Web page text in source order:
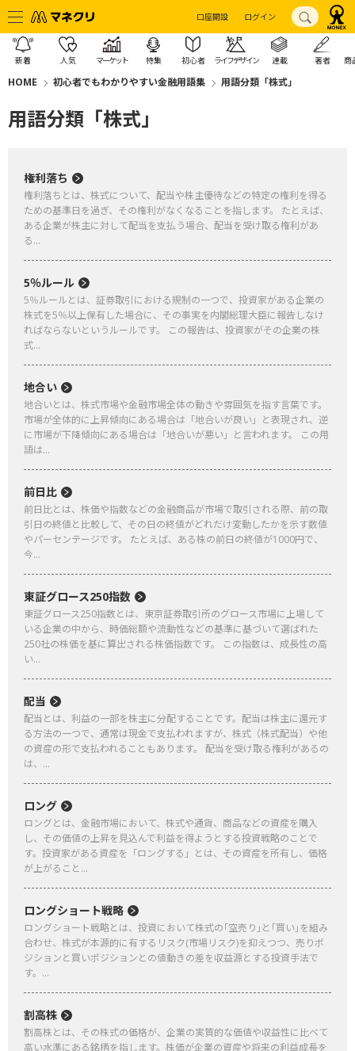
口座開設 ログイン
新着 人気 マーケット 特集 初心者 ライフデザイン 連載 著者 商
HOME 初心者でもわかりやすい金融用語集 用語分類「株式」
用語分類「株式」
権利落ち
権利落ちとは、株式について、配当や株主優待などの特定の権利を得る
ための基準日を過ぎ、その権利がなくなることを指します。 たとえば、
ある企業が株主に対して配当を支払う場合、配当を受け取る権利があ
る...
5％ルール
5％ルールとは、証券取引における規制の一つで、投資家がある企業の
株式を5％以上保有した場合に、その事実を内閣総理大臣に報告しなけ
ればならないというルールです。 この報告は、投資家がその企業の株
式...
地合い
地合いとは、株式市場や金融市場全体の動きや雰囲気を指す言葉です。
市場が全体的に上昇傾向にある場合は「地合いが良い」と表現され、逆
に市場が下降傾向にある場合は「地合いが悪い」と言われます。 この用
語は...
前日比
前日比とは、株価や指数などの金融商品が市場で取引される際、前の取
引日の終値と比較して、その日の終値がどれだけ変動したかを示す数値
やパーセンテージです。 たとえば、ある株の前日の終値が1000円で、
今...
東証グロース250指数
東証グロース250指数とは、東京証券取引所のグロース市場に上場して
いる企業の中から、時価総額や流動性などの基準に基づいて選ばれた
250社の株価を基に算出される株価指数です。 この指数は、成長性の高
い...
配当
配当とは、利益の一部を株主に分配することです。配当は株主に還元す
る方法の一つで、通常は現金で支払われますが、株式（株式配当）や他
の資産の形で支払われることもあります。 配当を受け取る権利があるの
は、...
ロング
ロングとは、金融市場において、株式や通貨、商品などの資産を購入
し、その価値の上昇を見込んで利益を得ようとする投資戦略のことで
す。投資家がある資産を「ロングする」とは、その資産を所有し、価格
が上がること...
ロングショート戦略
ロングショート戦略とは、投資において株式の｢空売り｣と｢買い｣を組み
合わせ、株式が本源的に有するリスク(市場リスク)を抑えつつ、売りポ
ジションと買いポジションとの値動きの差を収益源とする投資手法で
す。...
割高株
割高株とは、その株式の価格が、企業の実質的な価値や収益性に比べて
高い水準にある銘柄を指します。株価が企業の資産や将来の利益成長を